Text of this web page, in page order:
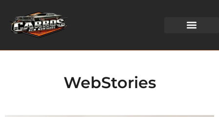
WebStories